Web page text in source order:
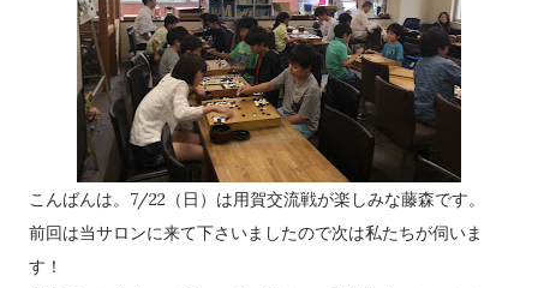
こんばんは。7/22（日）は用賀交流戦が楽しみな藤森です。
前回は当サロンに来て下さいましたので次は私たちが伺いま
す！